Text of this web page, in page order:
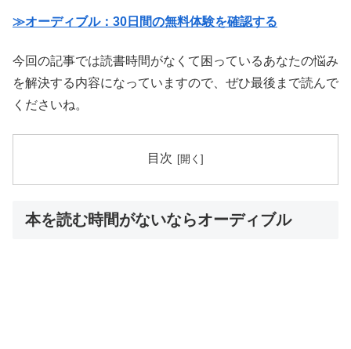
≫オーディブル：30日間の無料体験を確認する
今回の記事では読書時間がなくて困っているあなたの悩み
を解決する内容になっていますので、ぜひ最後まで読んで
くださいね。
目次
本を読む時間がないならオーディブル